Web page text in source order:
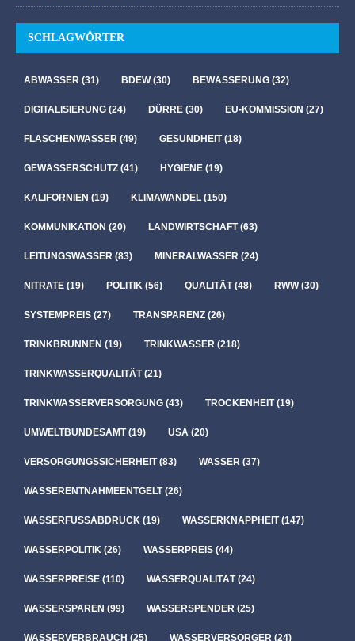
SCHLAGWÖRTER
ABWASSER (31) BDEW(30) BEWÄSSERUNG (32)
DIGITALISIERUNG (24) DÜRRE (30) EU-KOMMISSION (27)
FLASCHENWASSER (49) GESUNDHEIT(18)
GEWÄSSERSCHUTZ (41) HYGIENE (19)
KALIFORNIEN (19) KLIMAWANDEL (150)
KOMMUNIKATION (20) LANDWIRTSCHAFT(63)
LEITUNGSWASSER (83) MINERALWASSER (24)
NITRATE (19) POLITIK (56) QUALITÄT(48) RWW(30)
SYSTEMPREIS (27) TRANSPARENZ (26)
TRINKBRUNNEN (19) TRINKWASSER (218)
TRINKWASSERQUALITÄT(21)
TRINKWASSERVERSORGUNG (43) TROCKENHEIT(19)
UMWELTBUNDESAMT(19) USA (20)
VERSORGUNGSSICHERHEIT(83) WASSER (37)
WASSERENTNAHMEENTGELT(26)
WASSERFUSSABDRUCK (19) WASSERKNAPPHEIT(147)
WASSERPOLITIK (26) WASSERPREIS (44)
WASSERPREISE (110) WASSERQUALITÄT(24)
WASSERSPAREN (99) WASSERSPENDER (25)
WASSERVERBRAUCH (25) WASSERVERSORGER (24)